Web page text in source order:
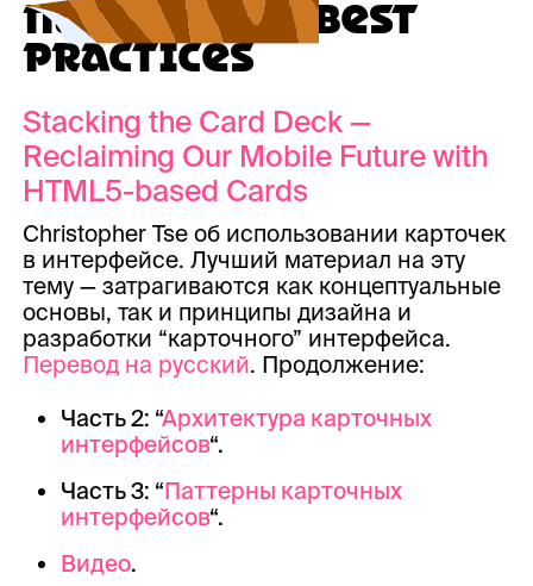
ПАТТЕРНЫ И BEST
PRACTICES
Stacking the Card Deck —
Reclaiming Our Mobile Future with
HTML5-based Cards
Christopher Tse об использовании карточек
в интерфейсе. Лучший материал на эту
тему — затрагиваются как концептуальные
основы, так и принципы дизайна и
разработки “карточного” интерфейса.
Перевод на русский. Продолжение:
Часть 2: “Архитектура карточных
интерфейсов“.
Часть 3: “Паттерны карточных
интерфейсов“.
Видео.